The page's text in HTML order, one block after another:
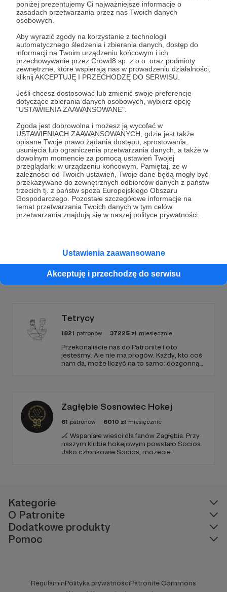
poniżej prezentujemy Ci najważniejsze informacje o
zasadach przetwarzania przez nas Twoich danych
osobowych.
Aby wyrazić zgody na korzystanie z technologii
automatycznego śledzenia i zbierania danych, dostęp do
informacji na Twoim urządzeniu końcowym i ich
przechowywanie przez Crowd8 sp. z o.o. oraz podmioty
zewnętrzne, które wspierają nas w prowadzeniu działalności,
kliknij AKCEPTUJĘ I PRZECHODZĘ DO SERWISU.
Jeśli chcesz dostosować lub zmienić swoje preferencje
dotyczące zbierania danych osobowych, wybierz opcję
"USTAWIENIA ZAAWANSOWANE".
Zgoda jest dobrowolna i możesz ją wycofać w
USTAWIENIACH ZAAWANSOWANYCH, gdzie jest także
opisane Twoje prawo żądania dostępu, sprostowania,
usunięcia lub ograniczenia przetwarzania danych, a także w
dowolnym momencie za pomocą ustawień Twojej
przeglądarki w urządzeniu końcowym. Pamiętaj, że w
zależności od Twoich ustawień, Twoje dane będą mogły być
przekazywane do zewnętrznych odbiorców danych z państw
trzecich tj. z państw spoza Europejskiego Obszaru
Gospodarczego. Pozostałe szczegółowe informacje na
temat przetwarzania Twoich danych w tym celów
przetwarzania znajdują się w naszej polityce prywatności.
Ustawienia zaawansowane
Akceptuję i przechodzę do serwisu
tete de chien lazurowe lazurowe wybrzeże
Dołącz do grona Patronów!
Wesprzyj działalność AutoraKrzysztof Jędrzejczyk
już teraz!
Zostań Patronem
Promowani autorzy
Tetrycy
1821 patronów 37225 zł miesięcznie
Przekonaliście nas do Patronite i oto
jesteśmy. Ale nie ma progów. Każdy, kto coś
nam da, może liczyć na to samo: dozgonną
Zagłębie Sosnowiec Hokej
61 patronów 6010 zł miesięcznie
🏒 Wspaniałe wieści dla fanów Zagłębia. Przy
naszym klubie hokejowym powstało Socios.
Jako członkowie Socios, możecie
Kategorie
O Patronite
Dodatkowe produkty
Pomoc
RegulaminPolityka prywatnościPatronite Commons